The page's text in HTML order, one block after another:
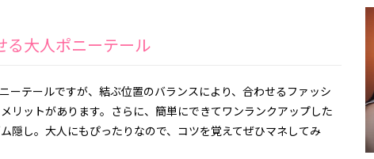
る大人ポニーテール
ーテールですが、結ぶ位置のバランスにより、合わせるファッシ
リットがあります。さらに、簡単にできてワンランクアップした
隠し。大人にもぴったりなので、コツを覚えてぜひマネしてみ